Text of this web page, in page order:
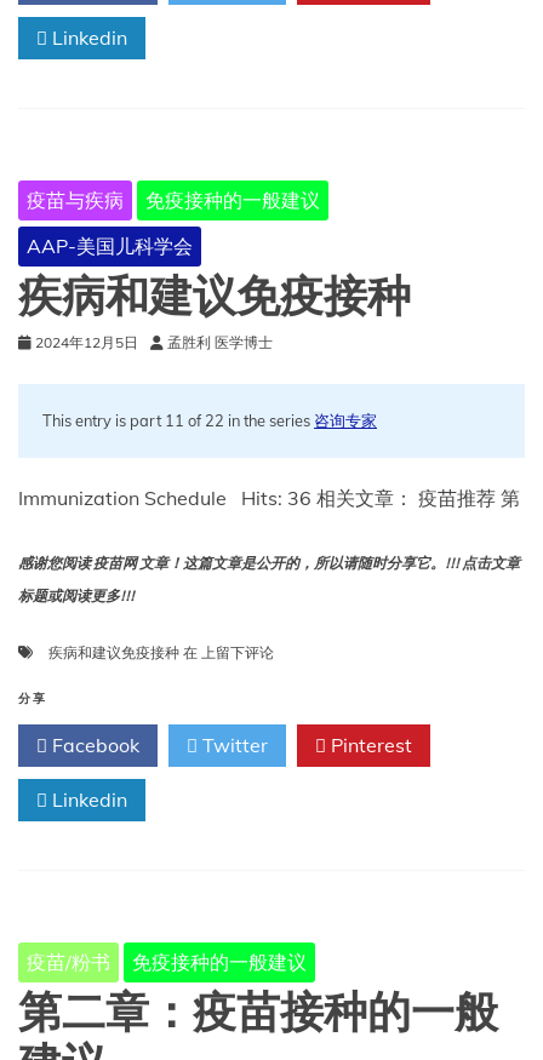
1
免
疫
接
种
计
划
Linkedin
疫苗与疾病
免疫接种的一般建议
AAP-美国儿科学会
疾病和建议免疫接种
2024年12月5日 孟胜利 医学博士
This entry is part 11 of 22 in the series 咨询专家
Immunization Schedule Hits: 36 相关文章： 疫苗推荐 第
感谢您阅读 疫苗网 文章！这篇文章是公开的，所以请随时分享它。!!! 点击文章
标题或阅读更多!!!
疾病和建议免疫接种 在 疾
建
议
免
上留下评论
分享
Facebook Twitter Pinterest
Linkedin
疫苗/粉书 免疫接种的一般建议
第二章：疫苗接种的一般